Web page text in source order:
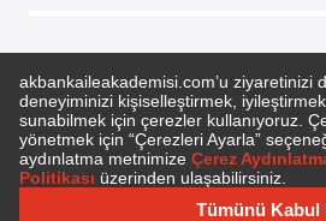
Akbank Ailem
Etkinliklerimiz